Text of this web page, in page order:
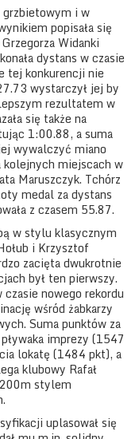
i w
popisała się
Widanki
dystans w czasie
tej konkurencji nie
wystarczył jej by
rezultatem w
się także na
1:00.88, a suma
wywalczyć miano
kolejnych miejscach w
Maruszczyk. Tchórz
medal za dystans
z czasem 55.87.
w stylu klasycznym
i Krzysztof
zacięta dwukrotnie
był ten pierwszy.
nowego rekordu
wśród żabkarzy
Suma punktów za
imprezy (1547
lokatę (1484 pkt), a
klubowy Rafał
stylem
uplasował się